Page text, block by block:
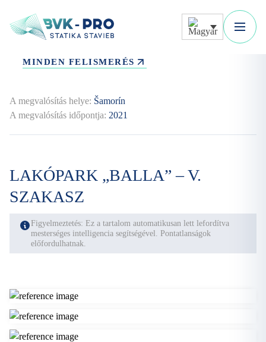
MINDEN FELISMERÉS
A megvalósítás időpontja: 2021
A megvalósítás helye: Šamorín
LAKÓPARK „BALLA” – V.
SZAKASZ
Figyelmeztetés: Ez a tartalom automatikusan lett lefordítva
mesterséges intelligencia segítségével. Pontatlanságok
előfordulhatnak.